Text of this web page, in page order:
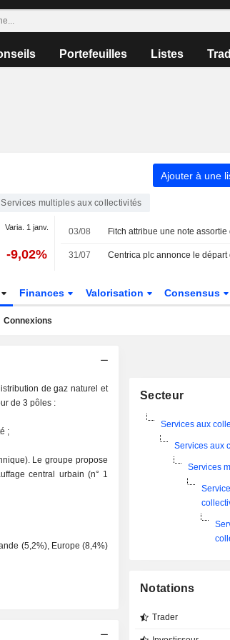
Portefeuilles Listes
Ajouter à une
Services multiples aux collectivités
Varia. 1 janv.
-9,02%
03/08
31/07
Finances Valorisation Consensus
Connexions
de gaz naturel et
de 3 pôles :
;
Le groupe propose
central urbain (n° 1
(5,2%), Europe (8,4%)
Secteur
Services aux
Services aux
Services
Notations
Trader